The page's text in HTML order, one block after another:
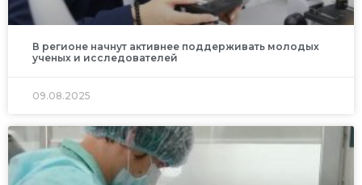
В регионе начнут активнее поддерживать молодых
ученых и исследователей
09.08.2025